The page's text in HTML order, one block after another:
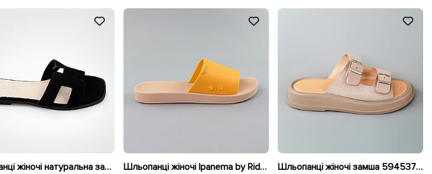
Шльопанці жіночі натуральна замша 595775 Чорні Шльопанці жіночі Ipanema by Rider 589114 Оранжеві Шльопанці жіночі замша 594537 Бежеві